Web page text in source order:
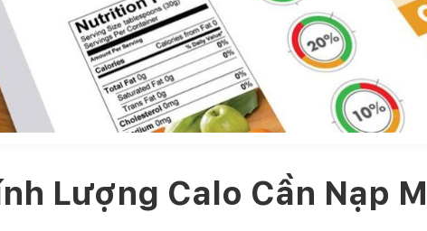
Lượng Calo Cần Nạp